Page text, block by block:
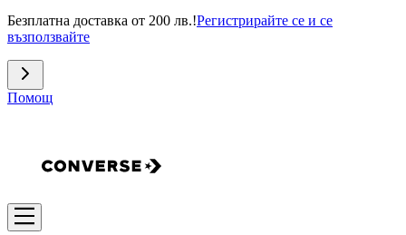
Безплатна доставка от 200 лв.!Регистрирайте се и се
възползвайте
Помощ